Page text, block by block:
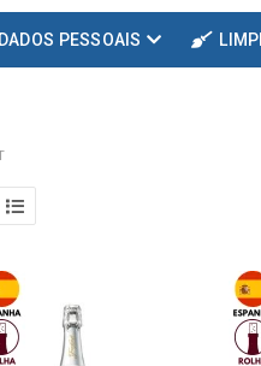
PESSOAIS